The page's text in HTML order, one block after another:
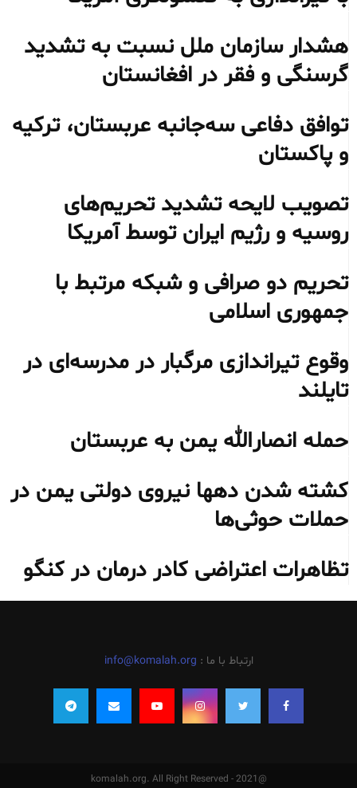
هشدار سازمان ملل نسبت به تشدید
گرسنگی و فقر در افغانستان
توافق دفاعی سه‌جانبه عربستان، ترکیه
و پاکستان
تصویب لایحه تشدید تحریم‌های
روسیه و رژیم ایران توسط آمریکا
تحریم دو صرافی و شبکه مرتبط با
جمهوری اسلامی
وقوع تیراندازی مرگبار در مدرسه‌ای در
تایلند
حمله انصارالله یمن به عربستان
کشته شدن دهها نیروی دولتی یمن در
حملات حوثی‌ها
تظاهرات اعتراضی کادر درمان در کنگو
ارتباط با ما : info@komalah.org
@2021 - komalah.org. All Right Reserved